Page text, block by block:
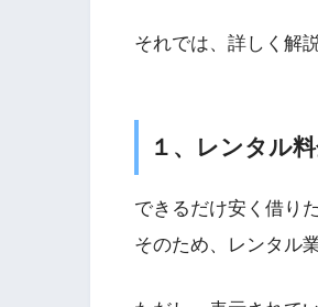
それでは、詳しく解
１、レンタル
できるだけ安く借り
そのため、レンタル